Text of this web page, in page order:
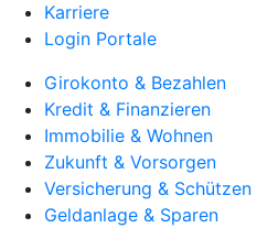
Karriere
Login Portale
Girokonto & Bezahlen
Kredit & Finanzieren
Immobilie & Wohnen
Zukunft & Vorsorgen
Versicherung & Schützen
Geldanlage & Sparen